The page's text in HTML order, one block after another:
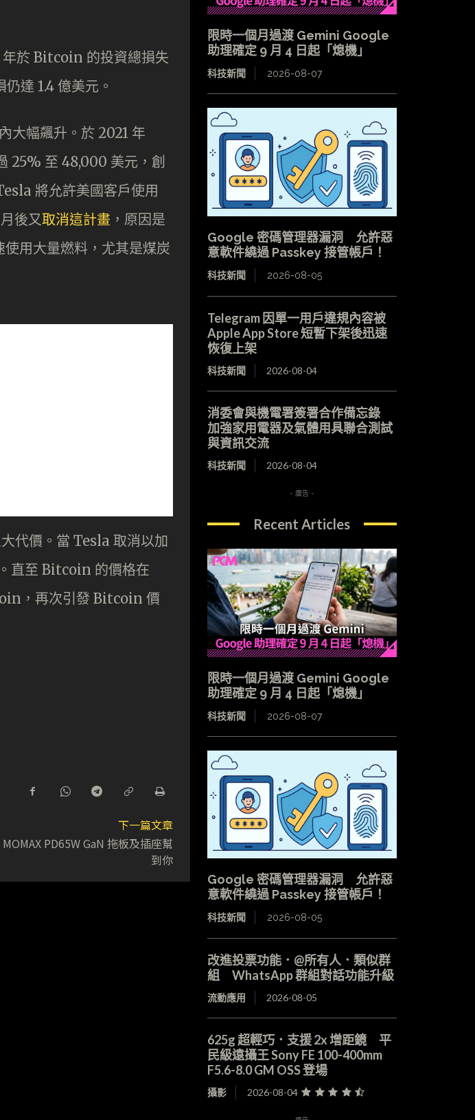
於 Bitcoin 的投資總損失
達 1.4 億美元。
大幅飆升。於 2021 年
25% 至 48,000 美元，創
將允許美國客戶使用
後又取消這計畫 ，原因是
用大量燃料，尤其是煤炭
代價。當 Tesla 取消以加
直至 Bitcoin 的價格在
，再次引發 Bitcoin 價
下一篇文章
PD65W GaN 拖板及插座幫
到你
限時一個月過渡 Gemini Google
助理確定 9 月 4 日起「熄機」
科技新聞 2026-08-07
Google 密碼管理器漏洞 允許惡
意軟件繞過 Passkey 接管帳戶！
科技新聞 2026-08-05
Telegram 因單一用戶違規內容被
Apple App Store 短暫下架後迅速
恢復上架
科技新聞 2026-08-04
消委會與機電署簽署合作備忘錄
加強家用電器及氣體用具聯合測試
與資訊交流
科技新聞 2026-08-04
- 廣告 -
Recent Articles
限時一個月過渡 Gemini Google
助理確定 9 月 4 日起「熄機」
科技新聞 2026-08-07
Google 密碼管理器漏洞 允許惡
意軟件繞過 Passkey 接管帳戶！
科技新聞 2026-08-05
改進投票功能．@所有人．類似群
組 WhatsApp 群組對話功能升級
流動應用 2026-08-05
625g 超輕巧．支援 2x 增距鏡 平
民級遠攝王 Sony FE 100-400mm
F5.6-8.0 GM OSS 登場
攝影 2026-08-04